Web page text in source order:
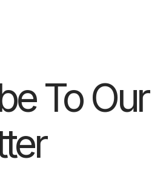
To Our